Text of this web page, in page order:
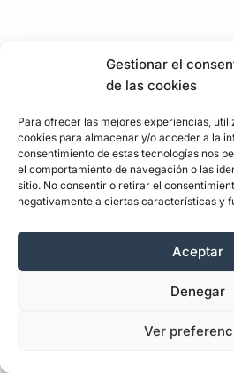
Gestionar el
de las cookies
Para ofrecer las mejores experiencias,
cookies para almacenar y/o acceder a la
consentimiento de estas tecnologías nos
el comportamiento de navegación o las
sitio. No consentir o retirar el
negativamente a ciertas características y
Aceptar
Denegar
Ver